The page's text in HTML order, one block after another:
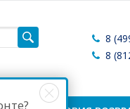
?
8
8